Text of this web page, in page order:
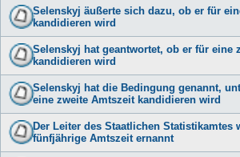
Selenskyj äußerte sich dazu, ob er für
kandidieren wird
Selenskyj hat geantwortet, ob er für eine
kandidieren wird
Selenskyj hat die Bedingung genannt,
eine zweite Amtszeit kandidieren wird
Der Leiter des Staatlichen Statistikamtes
fünfjährige Amtszeit ernannt